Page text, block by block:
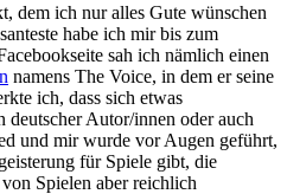
dem ich nur alles Gute wünschen
habe ich mir bis zum
sah ich nämlich einen
namens The Voice, in dem er seine
ich, dass sich etwas
Autor/innen oder auch
und mir wurde vor Augen geführt,
für Spiele gibt, die
Spielen aber reichlich